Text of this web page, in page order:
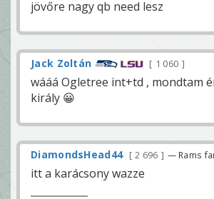
jövőre nagy qb need lesz
Jack Zoltán 1 060
wááá Ogletree int+td , mondtam
király 😀
DiamondsHead44 2 696 — Rams
itt a karácsony wazze